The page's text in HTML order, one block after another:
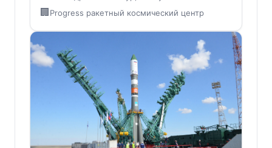
🏢 Progress ракетный космический центр